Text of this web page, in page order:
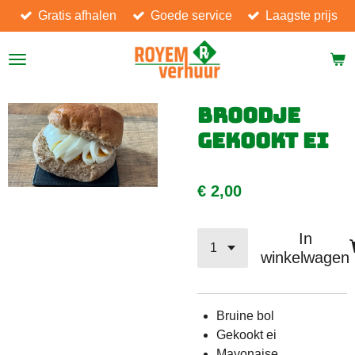
Ga
direct
naar
Gratis afhalen Goede service Laagste prijs
Broodje
gekookt ei
€ 2,00
In
winkelwagen
Bruine bol
Gekookt ei